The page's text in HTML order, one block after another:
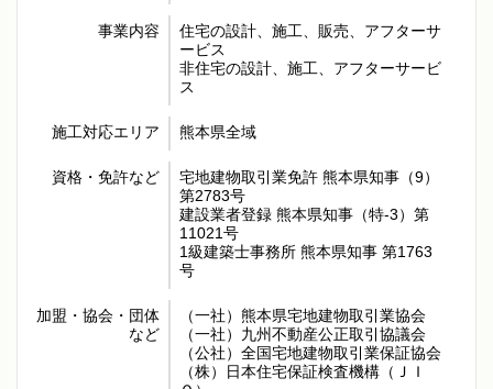
事業内容
住宅の設計、施工、販売、アフターサ
ービス
非住宅の設計、施工、アフターサービ
ス
施工対応エリア 熊本県全域
資格・免許など
宅地建物取引業免許 熊本県知事（9）
第2783号
建設業者登録 熊本県知事（特-3）第
11021号
1級建築士事務所 熊本県知事 第1763
号
加盟・協会・団体
など
（一社）熊本県宅地建物取引業協会
（一社）九州不動産公正取引協議会
（公社）全国宅地建物取引業保証協会
（株）日本住宅保証検査機構（ＪＩ